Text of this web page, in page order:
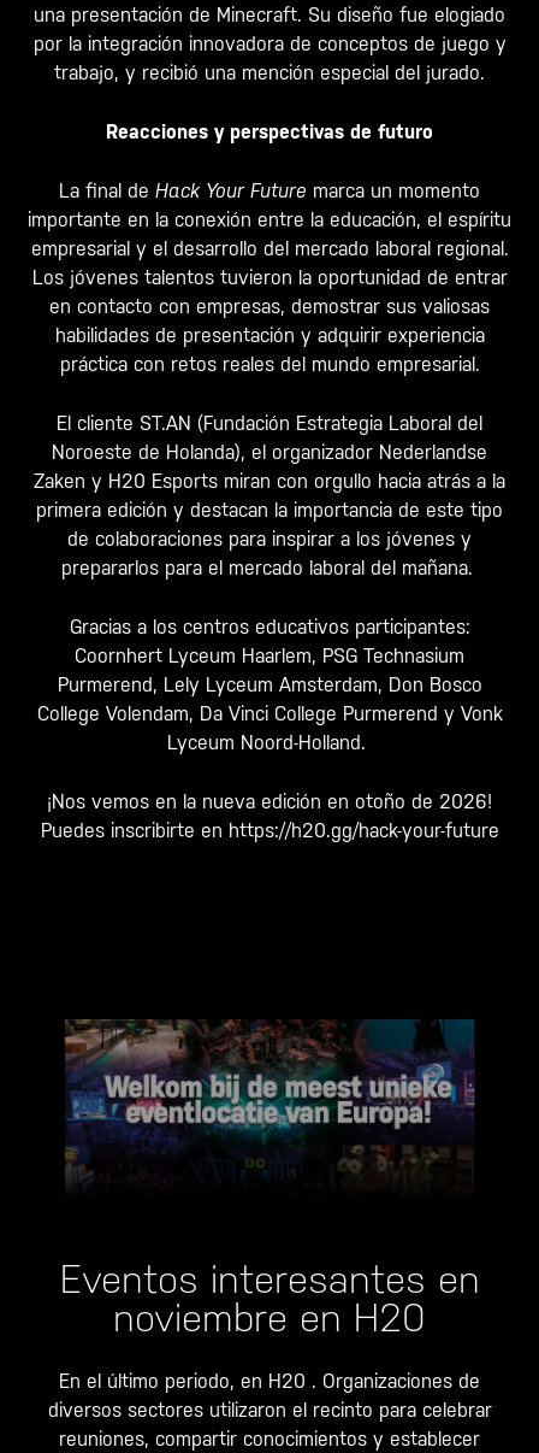
una presentación de Minecraft. Su diseño fue elogiado
por la integración innovadora de conceptos de juego y
trabajo, y recibió una mención especial del jurado.
Reacciones y perspectivas de futuro
La final de Hack Your Future marca un momento
importante en la conexión entre la educación, el espíritu
empresarial y el desarrollo del mercado laboral regional.
Los jóvenes talentos tuvieron la oportunidad de entrar
en contacto con empresas, demostrar sus valiosas
habilidades de presentación y adquirir experiencia
práctica con retos reales del mundo empresarial.
El cliente ST.AN (Fundación Estrategia Laboral del
Noroeste de Holanda), el organizador Nederlandse
Zaken y H20 Esports miran con orgullo hacia atrás a la
primera edición y destacan la importancia de este tipo
de colaboraciones para inspirar a los jóvenes y
prepararlos para el mercado laboral del mañana.
Gracias a los centros educativos participantes:
Coornhert Lyceum Haarlem, PSG Technasium
Purmerend, Lely Lyceum Amsterdam, Don Bosco
College Volendam, Da Vinci College Purmerend y Vonk
Lyceum Noord-Holland.
¡Nos vemos en la nueva edición en otoño de 2026!
Puedes inscribirte en https://h20.gg/hack-your-future
Eventos interesantes en
noviembre en H20
En el último periodo, en H20 . Organizaciones de
diversos sectores utilizaron el recinto para celebrar
reuniones, compartir conocimientos y establecer